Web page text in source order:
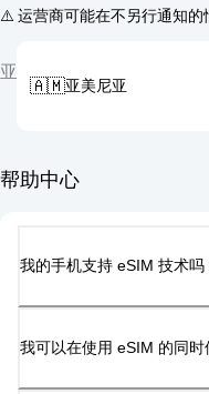
⚠️ 运营商可能在不另行通知的
亚
🇦🇲亚美尼亚
帮助中心
我的手机支持 eSIM 技术吗
我可以在使用 eSIM 的同时